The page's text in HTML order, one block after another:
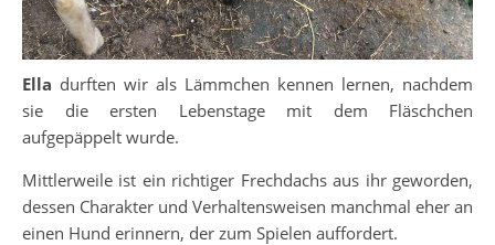
Ella durften wir als Lämmchen kennen lernen, nachdem
sie die ersten Lebenstage mit dem Fläschchen
aufgepäppelt wurde.
Mittlerweile ist ein richtiger Frechdachs aus ihr geworden,
dessen Charakter und Verhaltensweisen manchmal eher an
einen Hund erinnern, der zum Spielen auffordert.